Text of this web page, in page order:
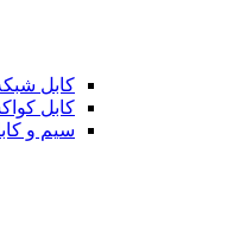
کابل
کابل
سیم و